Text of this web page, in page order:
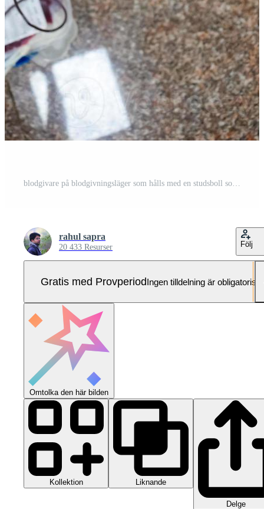
blodgivare på blodgivningsläger som hålls med en studsboll som håller i handen vid balaji-templet, vivek vihar, delhi, Indien, bild för världsdagen för blodgivare den 14 juni varje år, blodgivningsläger Pro Foto
rahul sapra
20 433 Resurser Följ
Gratis med ProvperiodIngen tilldelning är obligatorisk
Omtolka den här bilden
Kollektion Liknande
Delge